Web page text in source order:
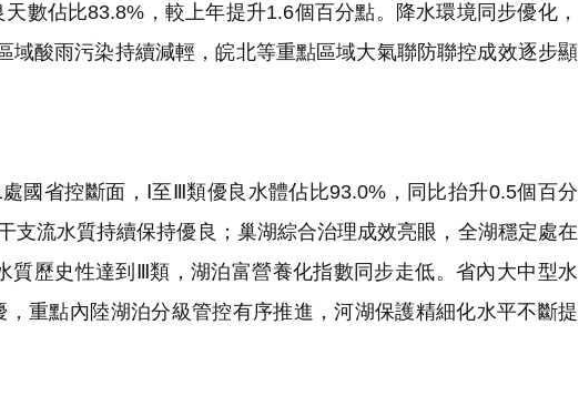
數佔比83.8%，較上年提升1.6個百分點。降水環境同步優化，
域酸雨污染持續減輕，皖北等重點區域大氣聯防聯控成效逐步顯
國省控斷面，Ⅰ至Ⅲ類優良水體佔比93.0%，同比抬升0.5個百分
支流水質持續保持優良；巢湖綜合治理成效亮眼，全湖穩定處在
歷史性達到Ⅲ類，湖泊富營養化指數同步走低。省內大中型水
重點內陸湖泊分級管控有序推進，河湖保護精細化水平不斷提